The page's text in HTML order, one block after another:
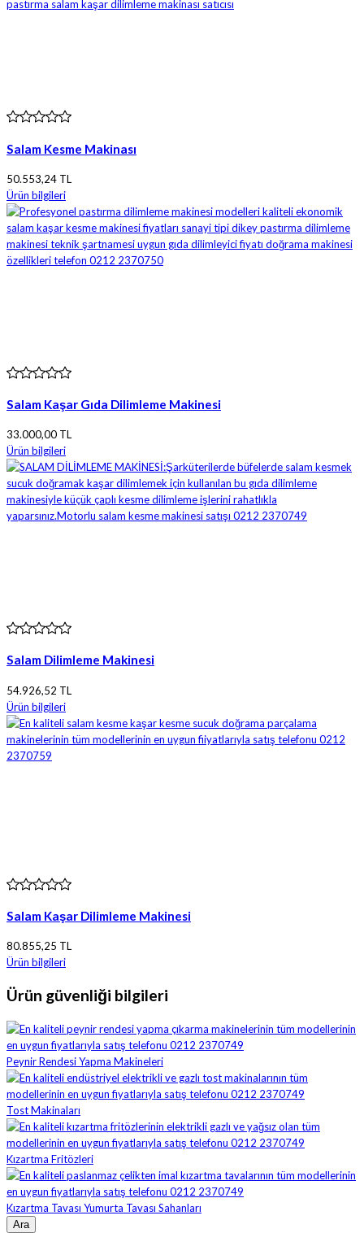
Salam Kesme Makinası
50.553,24 TL
Ürün bilgileri
Salam Kaşar Gıda Dilimleme Makinesi
33.000,00 TL
Ürün bilgileri
Salam Dilimleme Makinesi
54.926,52 TL
Ürün bilgileri
Salam Kaşar Dilimleme Makinesi
80.855,25 TL
Ürün bilgileri
Ürün güvenliği bilgileri
Peynir Rendesi Yapma Makineleri
Tost Makinaları
Kızartma Fritözleri
Kızartma Tavası Yumurta Tavası Sahanları